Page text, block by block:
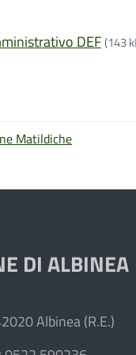
DEF(143
Matildiche
DI ALBINEA
Albinea (R.E.)